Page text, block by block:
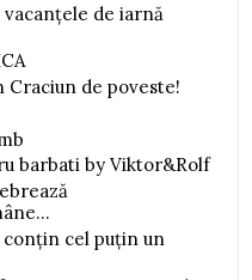
de iarnă
de poveste!
barbati by Viktor&Rolf
conțin cel puțin un